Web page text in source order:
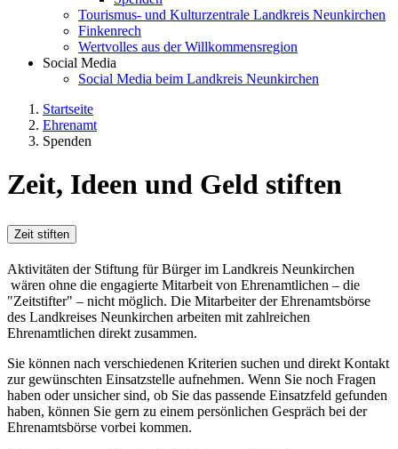
Tourismus- und Kulturzentrale Landkreis Neunkirchen
Finkenrech
Wertvolles aus der Willkommensregion
Social Media
Social Media beim Landkreis Neunkirchen
Startseite
Ehrenamt
Spenden
Zeit, Ideen und Geld stiften
Zeit stiften
Aktivitäten der Stiftung für Bürger im Landkreis Neunkirchen
wären ohne die engagierte Mitarbeit von Ehrenamtlichen – die
"Zeitstifter" – nicht möglich. Die Mitarbeiter der Ehrenamtsbörse
des Landkreises Neunkirchen arbeiten mit zahlreichen
Ehrenamtlichen direkt zusammen.
Sie können nach verschiedenen Kriterien suchen und direkt Kontakt
zur gewünschten Einsatzstelle aufnehmen. Wenn Sie noch Fragen
haben oder unsicher sind, ob Sie das passende Einsatzfeld gefunden
haben, können Sie gern zu einem persönlichen Gespräch bei der
Ehrenamtsbörse vorbei kommen.